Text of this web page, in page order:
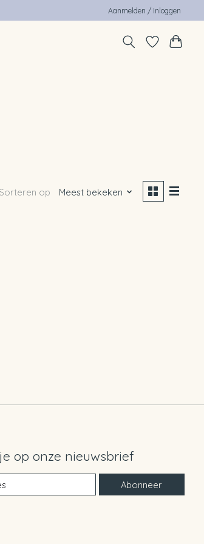
Aanmelden / Inloggen
Sorteren op Meest bekeken
op onze nieuwsbrief
Abonneer